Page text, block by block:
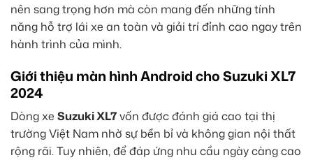
nên sang trọng hơn mà còn mang đến những tính
năng hỗ trợ lái xe an toàn và giải trí đỉnh cao ngay trên
hành trình của mình.
Giới thiệu màn hình Android cho Suzuki XL7
2024
Dòng xe Suzuki XL7vốn được đánh giá cao tại thị
trường Việt Nam nhờ sự bền bỉ và không gian nội thất
rộng rãi. Tuy nhiên, để đáp ứng nhu cầu ngày càng cao